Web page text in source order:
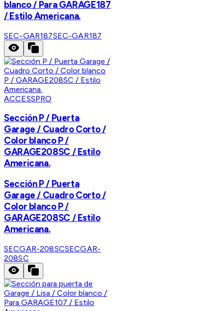
blanco / Para GARAGE187
/ Estilo Americana.
SEC-GAR187SEC-GAR187
ACCESSPRO
Sección P / Puerta
Garage / Cuadro Corto /
Color blanco P /
GARAGE208SC / Estilo
Americana.
Sección P / Puerta
Garage / Cuadro Corto /
Color blanco P /
GARAGE208SC / Estilo
Americana.
SECGAR-208SCSECGAR-
208SC